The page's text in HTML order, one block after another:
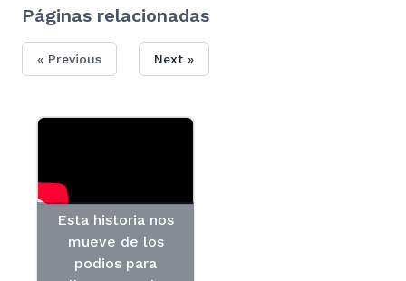
Páginas relacionadas
« Previous Next »
Esta historia nos
mueve de los
podios para